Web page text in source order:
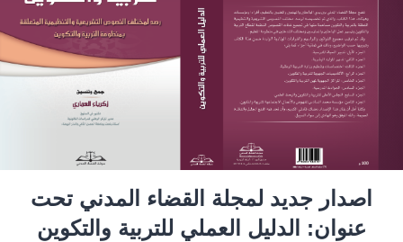
اصدار جديد لمجلة القضاء المدني تحت
عنوان: الدليل العملي للتربية والتكوين